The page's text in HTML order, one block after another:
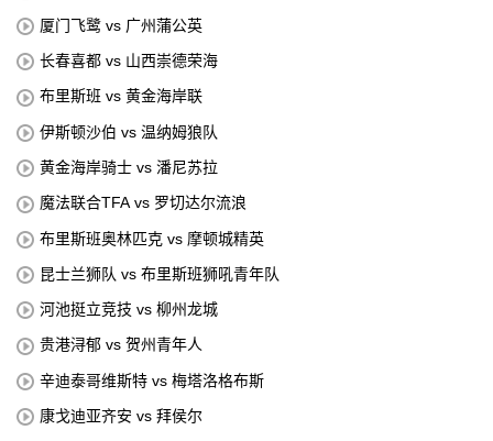
厦门飞鹭 vs 广州蒲公英
长春喜都 vs 山西崇德荣海
布里斯班 vs 黄金海岸联
伊斯顿沙伯 vs 温纳姆狼队
黄金海岸骑士 vs 潘尼苏拉
魔法联合TFA vs 罗切达尔流浪
布里斯班奥林匹克 vs 摩顿城精英
昆士兰狮队 vs 布里斯班狮吼青年队
河池挺立竞技 vs 柳州龙城
贵港浔郁 vs 贺州青年人
辛迪泰哥维斯特 vs 梅塔洛格布斯
康戈迪亚齐安 vs 拜侯尔